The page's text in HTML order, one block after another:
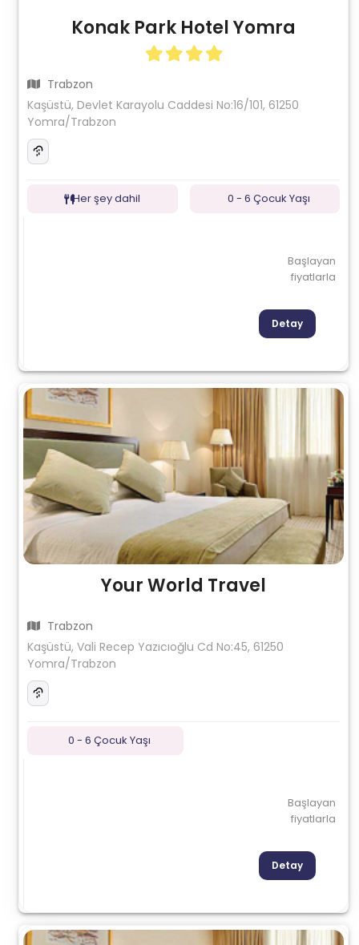
Konak Park Hotel Yomra
Trabzon
Kaşüstü, Devlet Karayolu Caddesi No:16/101, 61250
Yomra/Trabzon
Her şey dahil 0 - 6 Çocuk Yaşı
Başlayan
fiyatlarla
Detay
Your World Travel
Trabzon
Kaşüstü, Vali Recep Yazıcıoğlu Cd No:45, 61250
Yomra/Trabzon
0 - 6 Çocuk Yaşı
Başlayan
fiyatlarla
Detay